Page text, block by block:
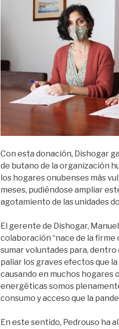
Con esta donación, Dishogar
de butano de la organización
los hogares onubenses más
meses, pudiéndose ampliar
agotamiento de las unidades
El gerente de Dishogar,
colaboración “nace de la
sumar voluntades para, dentro
paliar los graves efectos que
causando en muchos hogares
energéticas somos
consumo y acceso que la
En este sentido, Pedrouso ha